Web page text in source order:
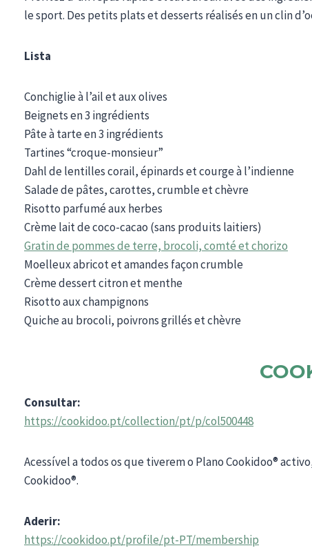
le sport. Des petits plats et desserts réalisés en un clin
Lista
Conchiglie à l’ail et aux olives
Beignets en 3 ingrédients
Pâte à tarte en 3 ingrédients
Tartines “croque-monsieur”
Dahl de lentilles corail, épinards et courge à l’indienne
Salade de pâtes, carottes, crumble et chèvre
Risotto parfumé aux herbes
Crème lait de coco-cacao (sans produits laitiers)
Gratin de pommes de terre, brocoli, comté et chorizo
Moelleux abricot et amandes façon crumble
Crème dessert citron et menthe
Risotto aux champignons
Quiche au brocoli, poivrons grillés et chèvre
Consultar:
https://cookidoo.pt/collection/pt/p/col500448
Acessível a todos os que tiverem o Plano Cookidoo®
Cookidoo®.
Aderir:
https://cookidoo.pt/profile/pt-PT/membership